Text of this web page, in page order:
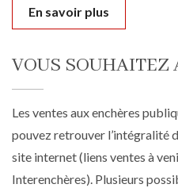
En savoir plus
VOUS SOUHAITEZ
Les ventes aux enchères
pouvez retrouver l’intégralité
site internet (liens ventes à
Interenchères). Plusieurs